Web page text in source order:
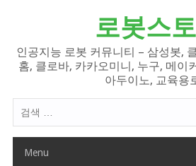
로봇스
인공지능 로봇 커뮤니티 – 삼성봇,
홈, 클로바, 카카오미니, 누구, 메이
아두이노, 교육용
색
Menu